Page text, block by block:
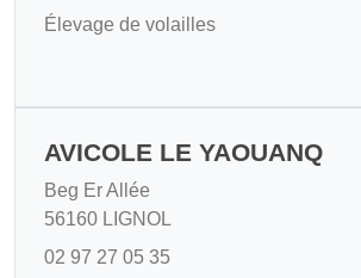
Élevage de volailles
AVICOLE LE YAOUANQ
Beg Er Allée
56160 LIGNOL
02 97 27 05 35